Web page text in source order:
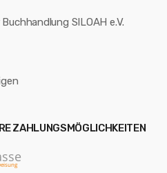
SILOAH e.V.
ZAHLUNGSMÖGLICHKEITEN